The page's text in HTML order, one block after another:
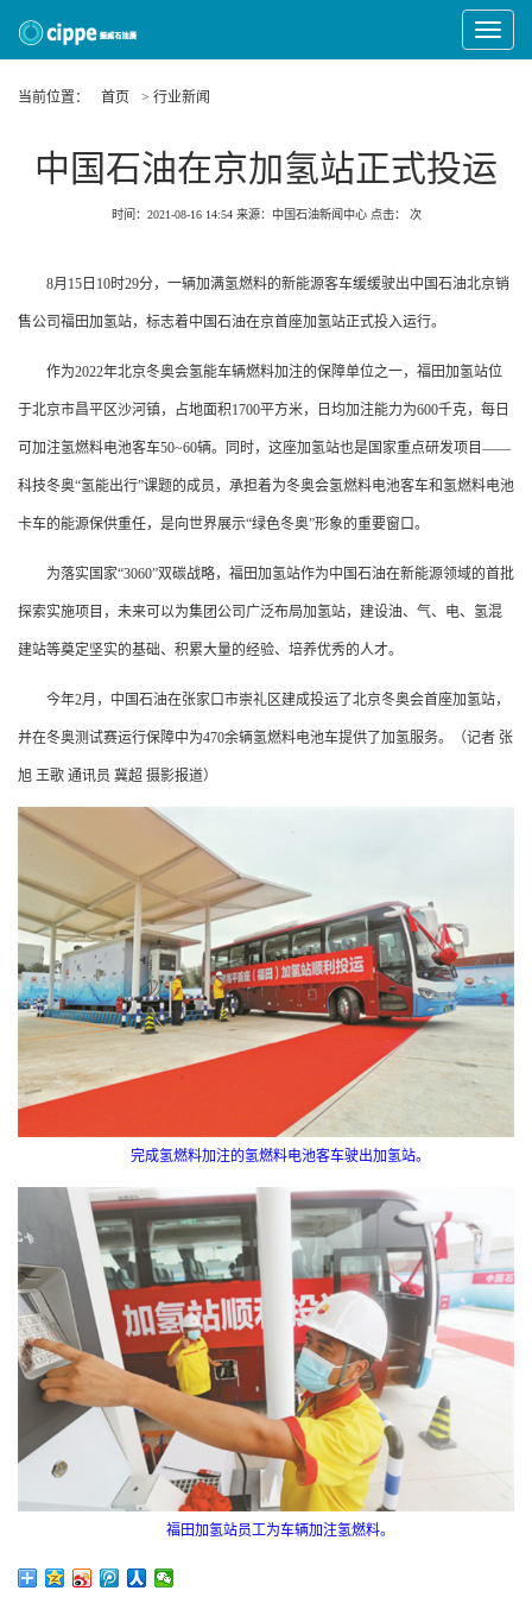
Toggle
当前位置：
首页 > 行业新闻
中国石油在京加氢站正式投运
时间：2021-08-16 14:54 来源：中国石油新闻中心 点击： 次
8月15日10时29分，一辆加满氢燃料的新能源客车缓缓驶出中国石油北京销
售公司福田加氢站，标志着中国石油在京首座加氢站正式投入运行。
作为2022年北京冬奥会氢能车辆燃料加注的保障单位之一，福田加氢站位
于北京市昌平区沙河镇，占地面积1700平方米，日均加注能力为600千克，每日
可加注氢燃料电池客车50~60辆。同时，这座加氢站也是国家重点研发项目——
科技冬奥“氢能出行”课题的成员，承担着为冬奥会氢燃料电池客车和氢燃料电池
卡车的能源保供重任，是向世界展示“绿色冬奥”形象的重要窗口。
为落实国家“3060”双碳战略，福田加氢站作为中国石油在新能源领域的首批
探索实施项目，未来可以为集团公司广泛布局加氢站，建设油、气、电、氢混
建站等奠定坚实的基础、积累大量的经验、培养优秀的人才。
今年2月，中国石油在张家口市崇礼区建成投运了北京冬奥会首座加氢站，
并在冬奥测试赛运行保障中为470余辆氢燃料电池车提供了加氢服务。（记者 张
旭 王歌 通讯员 冀超 摄影报道）
完成氢燃料加注的氢燃料电池客车驶出加氢站。
福田加氢站员工为车辆加注氢燃料。